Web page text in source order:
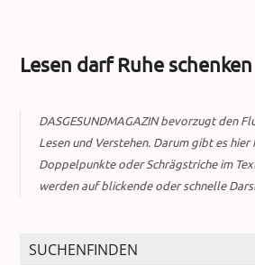
Lesen darf Ruhe schenken
DASGESUNDMAGAZIN bevorzugt den
Lesen und Verstehen. Darum gibt es hier
Doppelpunkte oder Schrägstriche im
werden auf blickende oder schnelle
SUCHENFINDEN